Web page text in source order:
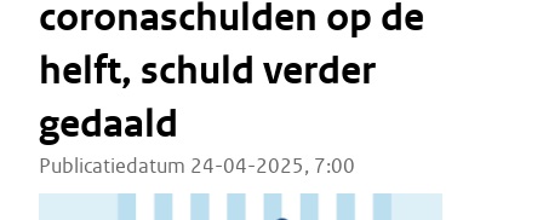
coronaschulden op de
helft, schuld verder
gedaald
Publicatiedatum 24-04-2025, 7:00